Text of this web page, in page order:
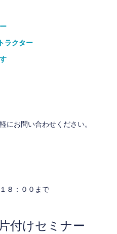
ラクター
にお問い合わせください。
８：００まで
付けセミナー